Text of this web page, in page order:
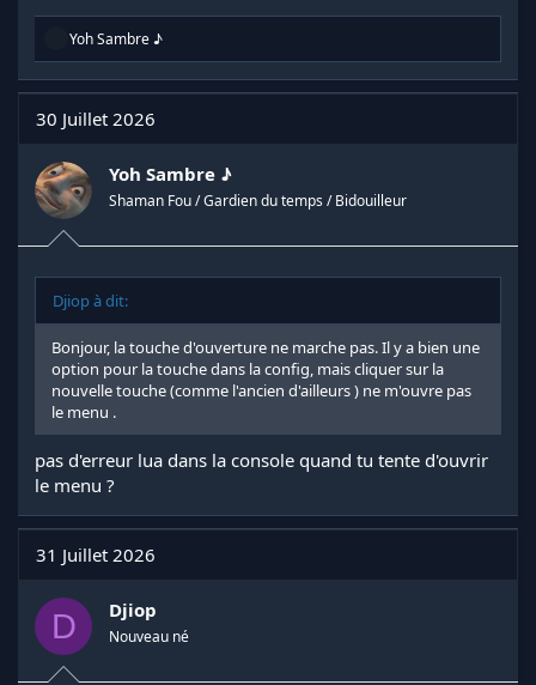
R
a
c
t
i
n
s
:
Yoh Sambre ♪
30 Juillet 2026
Yoh Sambre ♪
Shaman Fou / Gardien du temps / Bidouilleur
Djiop à dit:
Bonjour, la touche d'ouverture ne marche pas. Il y a bien une
option pour la touche dans la config, mais cliquer sur la
nouvelle touche (comme l'ancien d'ailleurs ) ne m'ouvre pas
le menu .
pas d'erreur lua dans la console quand tu tente d'ouvrir
le menu ?
31 Juillet 2026
D Djiop
Nouveau né